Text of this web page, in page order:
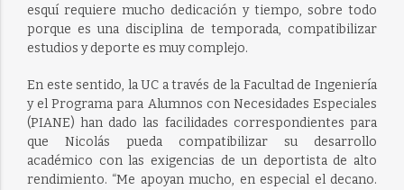
esquí requiere mucho dedicación y tiempo, sobre todo
porque es una disciplina de temporada, compatibilizar
estudios y deporte es muy complejo.
En este sentido, la UC a través de la Facultad de Ingeniería
y el Programa para Alumnos con Necesidades Especiales
(PIANE) han dado las facilidades correspondientes para
que Nicolás pueda compatibilizar su desarrollo
académico con las exigencias de un deportista de alto
rendimiento. “Me apoyan mucho, en especial el decano.